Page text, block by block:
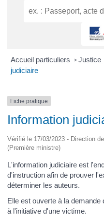
Accueil particuliers > Justice
judiciaire
Fiche pratique
Information
Vérifié le 17/03/2023 - Direction
(Première ministre)
L'information judiciaire est
d'instruction afin de prouver
déterminer les auteurs.
Elle est ouverte à la demande
à l'initiative d'une victime.